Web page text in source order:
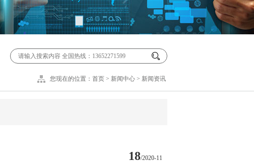
您现在的位置： 首页 > 新闻中心 > 新闻资讯
18/2020-11